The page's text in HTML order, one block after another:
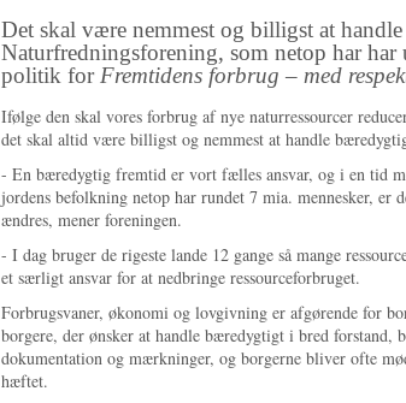
Det skal være nemmest og billigst at
Naturfredningsforening, som netop har
politik for Fremtidens forbrug – med
Ifølge den skal vores forbrug af nye naturressourcer
det skal altid være billigst og nemmest at handle
- En bæredygtig fremtid er vort fælles ansvar, og i en tid
jordens befolkning netop har rundet 7 mia. mennesker, er
ændres, mener foreningen.
- I dag bruger de rigeste lande 12 gange så mange
et særligt ansvar for at nedbringe ressourceforbruget.
Forbrugsvaner, økonomi og lovgivning er afgørende for
borgere, der ønsker at handle bæredygtigt i bred
dokumentation og mærkninger, og borgerne bliver ofte
hæftet.